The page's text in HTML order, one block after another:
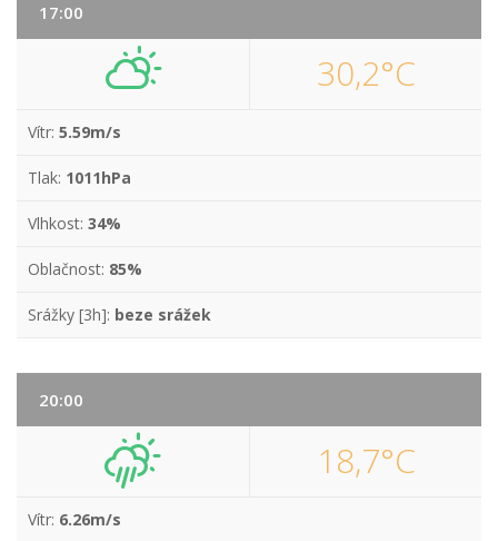
17:00
30,2°C
Vítr: 5.59m/s
Tlak: 1011hPa
Vlhkost: 34%
Oblačnost: 85%
Srážky [3h]: beze srážek
20:00
18,7°C
Vítr: 6.26m/s